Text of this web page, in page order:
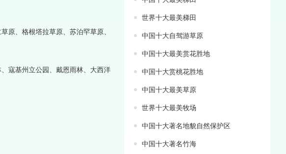
原、格根塔拉草原、苏泊罕草原、
寇基州立公园、戴恩雨林、大西洋
世界十大最美梯田
中国十大自驾游草原
中国十大最美赏花胜地
中国十大赏桃花胜地
中国十大最美草原
世界十大最美牧场
中国十大著名地貌自然保护区
中国十大著名竹海